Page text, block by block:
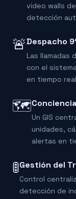
video walls
detección
🚨Despacho
Las llamadas
con el
en tiempo
🗺️
Un GIS
unidades,
alertas en
🚦Gestión del
Control
detección de